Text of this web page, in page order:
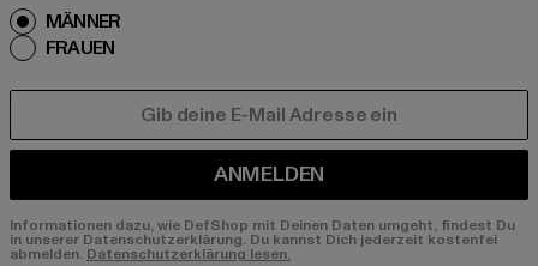
MÄNNER
FRAUEN
ANMELDEN
Informationen dazu, wie DefShop mit Deinen Daten umgeht, findest Du
in unserer Datenschutzerklärung. Du kannst Dich jederzeit kostenfei
abmelden. Datenschutzerklärung lesen.